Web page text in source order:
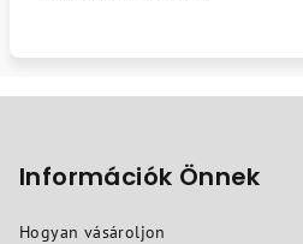
Információk Önnek
Hogyan vásároljon